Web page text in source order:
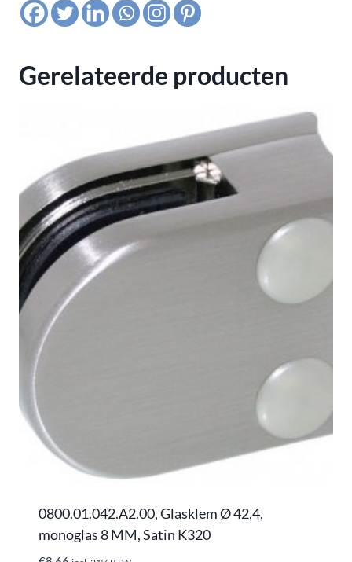
incl.
voor
aantal
Gerelateerde producten
0800.01.042.A2.00, Glasklem Ø 42,4,
monoglas 8 MM, Satin K320